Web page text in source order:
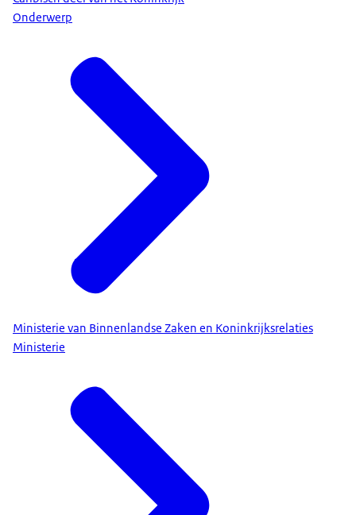
Onderwerp
Ministerie van Binnenlandse Zaken en Koninkrijksrelaties
Ministerie